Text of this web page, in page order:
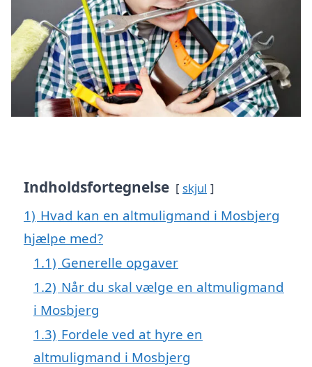
Indholdsfortegnelse skjul
1) Hvad kan en altmuligmand i Mosbjerg
hjælpe med?
1.1) Generelle opgaver
1.2) Når du skal vælge en altmuligmand
i Mosbjerg
1.3) Fordele ved at hyre en
altmuligmand i Mosbjerg